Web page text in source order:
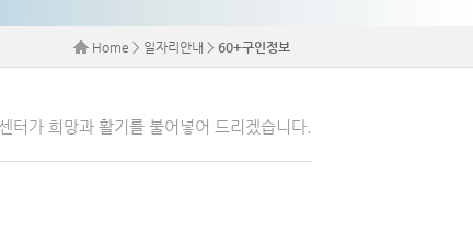
Home > 일자리안내 > 60+구인정보
가 희망과 활기를 불어넣어 드리겠습니다.